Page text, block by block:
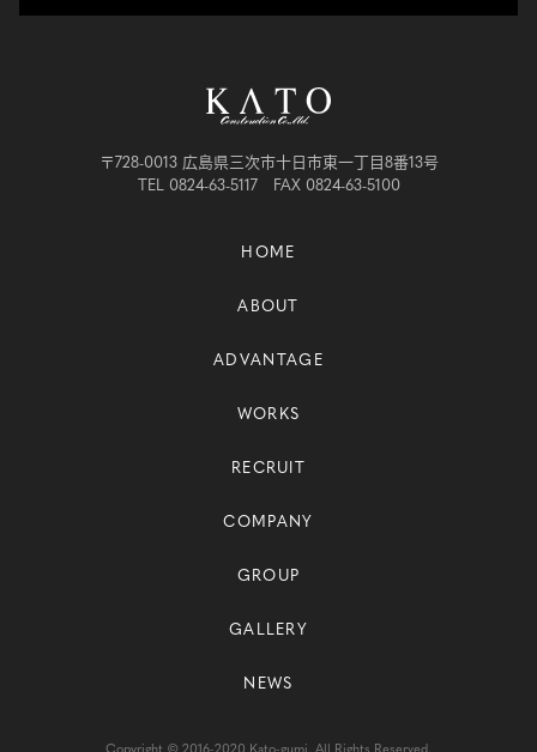
〒728-0013 広島県三次市十日市東一丁目8番13号
TEL 0824-63-5117 FAX 0824-63-5100
HOME
ABOUT
ADVANTAGE
WORKS
RECRUIT
COMPANY
GROUP
GALLERY
NEWS
Copyright © 2016-2020 Kato-gumi. All Rights Reserved.